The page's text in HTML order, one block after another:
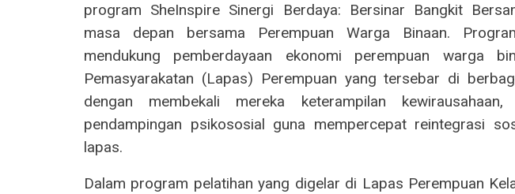
program SheInspire Sinergi Berdaya: Bersinar Bangkit
masa depan bersama Perempuan Warga Binaan.
mendukung pemberdayaan ekonomi perempuan warga
Pemasyarakatan (Lapas) Perempuan yang tersebar di
dengan membekali mereka keterampilan
pendampingan psikososial guna mempercepat reintegrasi
lapas.
Dalam program pelatihan yang digelar di Lapas Perempuan